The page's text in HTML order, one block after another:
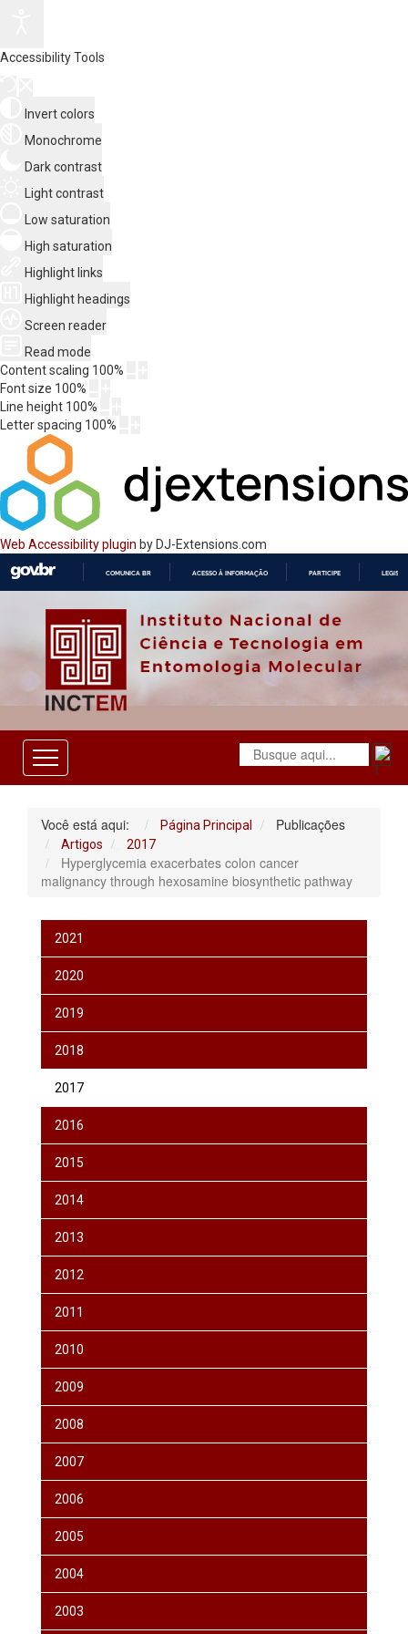
Accessibility Tools
Invert colors
Monochrome
Dark contrast
Light contrast
Low saturation
High saturation
Highlight links
Highlight headings
Screen reader
Read mode
Content scaling 100%
Font size 100%
Line height 100%
Letter spacing 100%
Web Accessibility plugin by DJ-Extensions.com
O
COMUNICA BR ACESSO À INFORMAÇÃO PARTICIPE
Você está aqui: Página Principal Publicações
Artigos 2017
Hyperglycemia exacerbates colon cancer
malignancy through hexosamine biosynthetic pathway
2021
2020
2019
2018
2017
2016
2015
2014
2013
2012
2011
2010
2009
2008
2007
2006
2005
2004
2003